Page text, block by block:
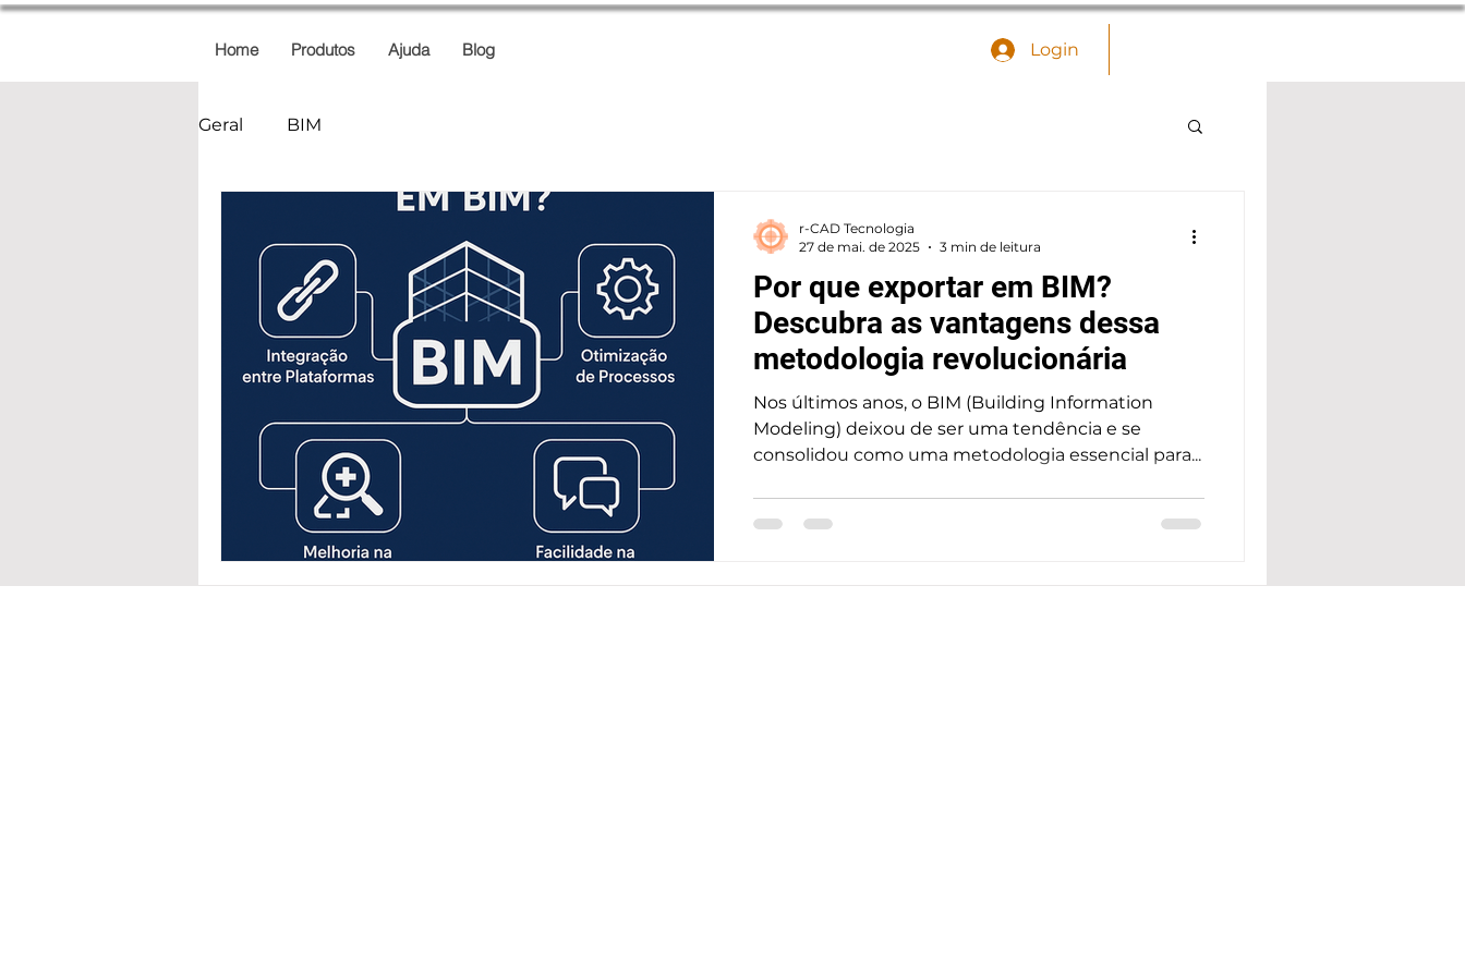
Home Produtos Ajuda Blog Login
Geral BIM
Por que exportar em BIM?
Descubra as vantagens dessa
metodologia revolucionária
Nos últimos anos, o BIM (Building Information
Modeling) deixou de ser uma tendência e se
consolidou como uma metodologia essencial para...
r-CAD Tecnologia
27 de mai. de 2025
3 min de leitura